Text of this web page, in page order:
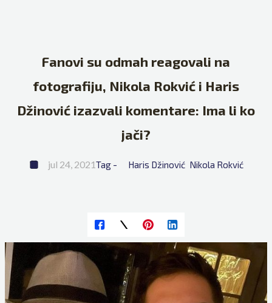
Fanovi su odmah reagovali na
fotografiju, Nikola Rokvić i Haris
Džinović izazvali komentare: Ima li ko
jači?
jul 24, 2021Tag - Haris Džinović Nikola Rokvić